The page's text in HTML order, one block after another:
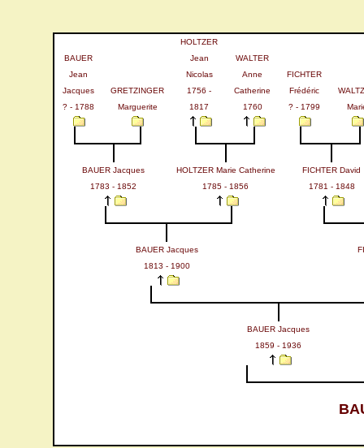
BAUER
Jean
Jacques
? - 1788
GRETZINGER
Marguerite
HOLTZER
Jean
Nicolas
1756 -
1817
WALTER
Anne
Catherine
1760
FICHTER
Frédéric
? - 1799
BAUER Jacques
1783 - 1852
HOLTZER Marie Catherine
1785 - 1856
FICHTER David
1781 - 1848
BAUER Jacques
1813 - 1900
BAUER Jacques
1859 - 1936